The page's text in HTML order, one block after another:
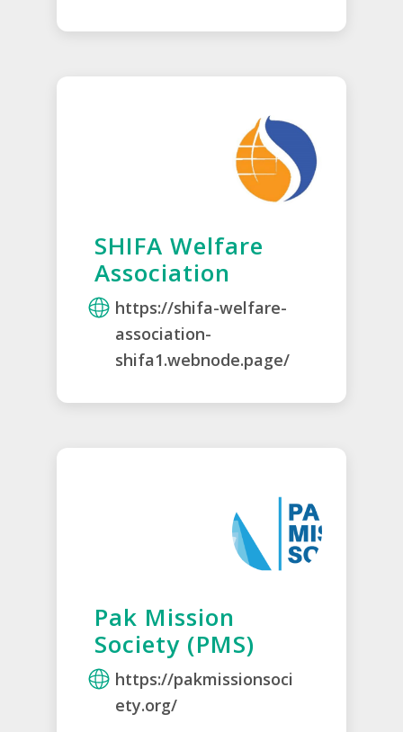
SHIFA Welfare
Association
https://shifa-welfare-
association-
shifa1.webnode.page/
Pak Mission
Society (PMS)
https://pakmissionsoci
ety.org/